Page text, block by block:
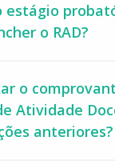
estágio
o RAD?
o
Atividade
anteriores?